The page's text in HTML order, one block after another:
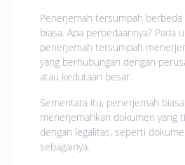
Penerjemah tersumpah
biasa. Apa perbedaannya? Pada
penerjemah tersumpah
yang berhubungan dengan
atau kedutaan besar.
Sementara itu, penerjemah
menerjemahkan dokumen yang
dengan legalitas, seperti
sebagainya.